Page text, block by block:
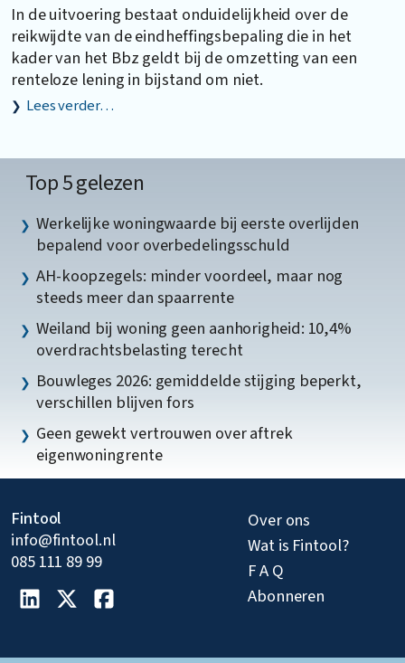
In de uitvoering bestaat onduidelijkheid over de
reikwijdte van de eindheffingsbepaling die in het
kader van het Bbz geldt bij de omzetting van een
renteloze lening in bijstand om niet.
Lees verder…
Top 5 gelezen
Werkelijke woningwaarde bij eerste overlijden
bepalend voor overbedelingsschuld
AH-koopzegels: minder voordeel, maar nog
steeds meer dan spaarrente
Weiland bij woning geen aanhorigheid: 10,4%
overdrachtsbelasting terecht
Bouwleges 2026: gemiddelde stijging beperkt,
verschillen blijven fors
Geen gewekt vertrouwen over aftrek
eigenwoningrente
Fintool
info@fintool.nl
085 111 89 99
Over ons
Wat is Fintool?
F A Q
Abonneren